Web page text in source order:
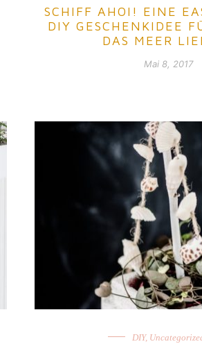
SCHIFF AHOI! EINE
DIY GESCHENKIDEE
DAS MEER
Mai 8, 2017
DIY,